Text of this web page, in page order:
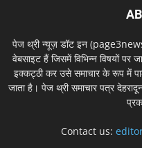
पेज थ्री न्यूज़ डॉट इन
वेबसाइट हैं जिसमें विभिन्न विषयों पर
इक्कट्ठी कर उसे समाचार के रूप में
जाता है। पेज थ्री समाचार पत्र
Contact us: